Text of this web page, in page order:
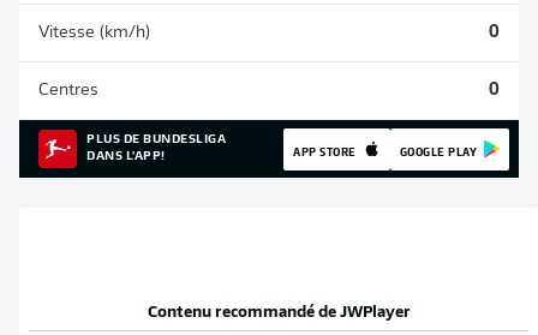
Vitesse (km/h) 0
Centres 0
PLUS DE BUNDESLIGA
DANS L'APP!
APP STORE GOOGLE PLAY
Contenu recommandé de JWPlayer